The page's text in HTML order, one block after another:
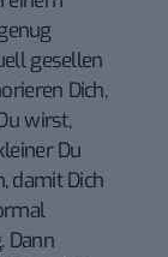
gesellen
Dich,
wirst,
Du
damit Dich
Dann